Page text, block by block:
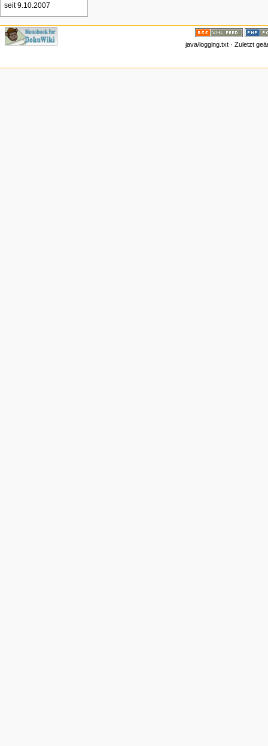
seit 9.10.2007
java/logging.txt · Zuletzt